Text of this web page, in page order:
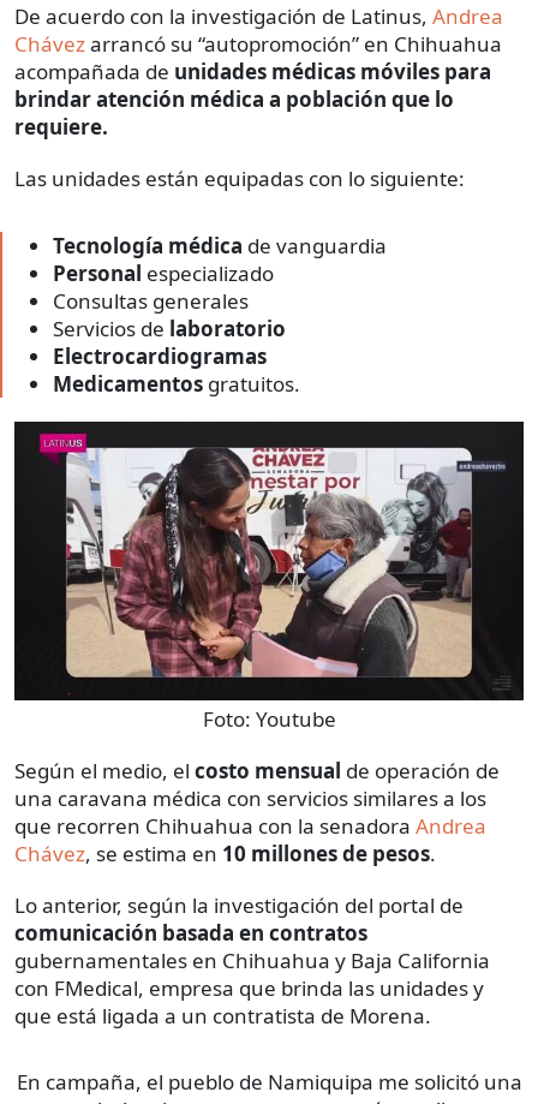
De acuerdo con la investigación de Latinus, Andrea
Chávezarrancó su “autopromoción” en Chihuahua
acompañada de unidades médicas móviles para
brindar atención médica a población que lo
requiere.
Las unidades están equipadas con lo siguiente:
Tecnología médica de vanguardia
Personal especializado
Consultas generales
Servicios de laboratorio
Electrocardiogramas
Medicamentos gratuitos.
Foto: Youtube
Según el medio, el costo mensual de operación de
una caravana médica con servicios similares a los
que recorren Chihuahua con la senadora Andrea
Chávez, se estima en 10 millones de pesos.
Lo anterior, según la investigación del portal de
comunicación basada en contratos
gubernamentales en Chihuahua y Baja California
con FMedical, empresa que brinda las unidades y
que está ligada a un contratista de Morena.
En campaña, el pueblo de Namiquipa me solicitó una